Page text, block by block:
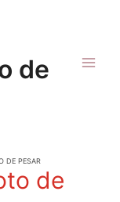
de
DE PESAR
de